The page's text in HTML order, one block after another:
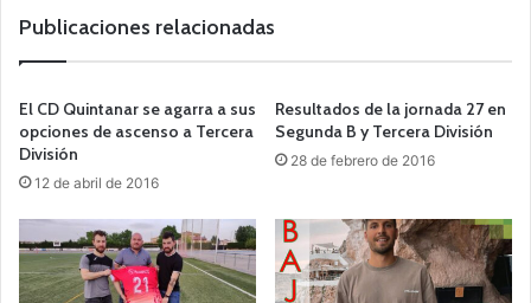
Publicaciones relacionadas
El CD Quintanar se agarra a sus
opciones de ascenso a Tercera
División
12 de abril de 2016
Resultados de la jornada 27 en
Segunda B y Tercera División
28 de febrero de 2016